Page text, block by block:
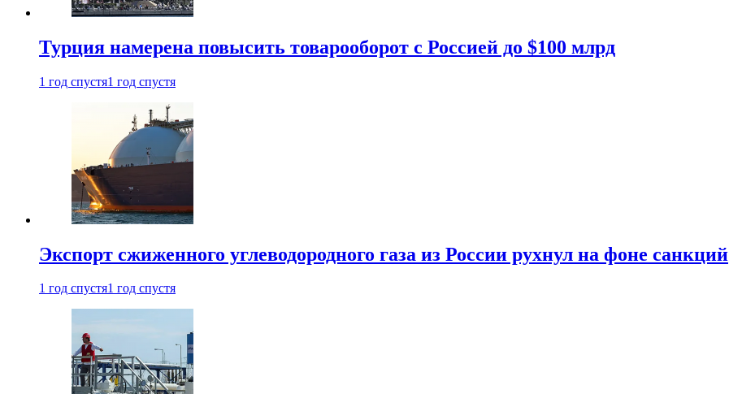
Турция намерена повысить товарооборот с Россией до $100 млрд
1 год спустя1 год спустя
Экспорт сжиженного углеводородного газа из России рухнул на фоне санкций
1 год спустя1 год спустя